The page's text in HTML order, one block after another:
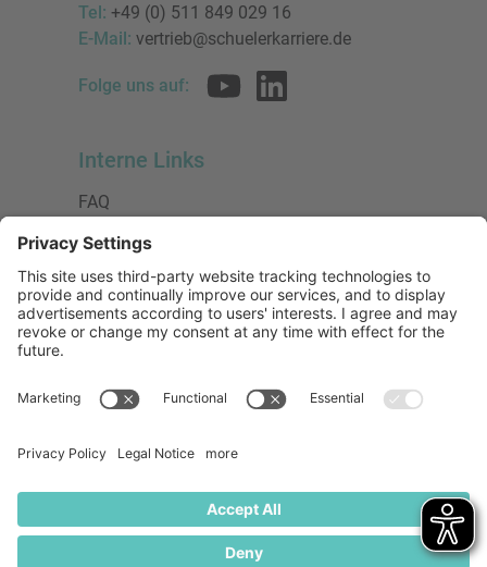
Tel: +49 (0) 511 849 029 16
E-Mail: vertrieb@schuelerkarriere.de
Folge uns auf:
Interne Links
FAQ
Datenschutzerklärung
Impressum
Presse
Urheberrecht
Mitglied bei:
Die Jungen Unternehmer